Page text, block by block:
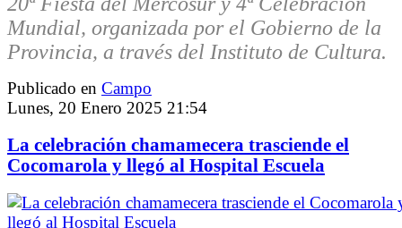
Mundial, organizada por el Gobierno de la
Provincia, a través del Instituto de Cultura.
Publicado en Campo
Lunes, 20 Enero 2025 21:54
La celebración chamamecera trasciende el
Cocomarola y llegó al Hospital Escuela